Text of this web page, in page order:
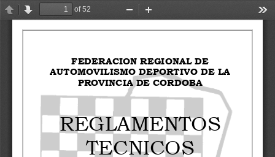
PreviousNext
of 52
Zoom
FEDERACION REGIONAL DE
AUTOMOVILISMO DEPORTIVO DE LA
PROVINCIA DE CORDOBA
REGLAMENTOS
TECNICOS